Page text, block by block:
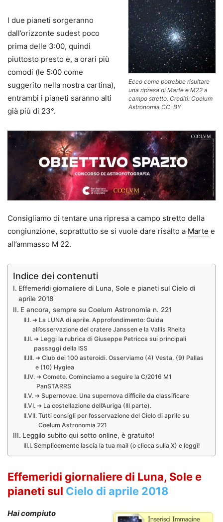
Ecco come potrebbe risultare
una ripresa di Marte e M22 a
campo stretto. Crediti: Coelum
Astronomia CC-BY
I due pianeti sorgeranno
dall’orizzonte sudest poco
prima delle 3:00, quindi
piuttosto presto e, a orari più
comodi (le 5:00 come
suggerito nella nostra cartina),
entrambi i pianeti saranno alti
già più di 23°.
Consigliamo di tentare una ripresa a campo stretto della
congiunzione, soprattutto se si vuole dare risalto a Marte e
all’ammasso M 22.
Indice dei contenuti
Effemeridi giornaliere di Luna, Sole e pianeti sul Cielo di
aprile 2018
E ancora, sempre su Coelum Astronomia n. 221
➜ La LUNA di aprile. Approfondimento: Guida
all’osservazione del cratere Janssen e la Vallis Rheita
➜ Leggi la rubrica di Giuseppe Petricca sui principali
passaggi della ISS
➜ Club dei 100 asteroidi. Osserviamo (4) Vesta, (9) Pallas
e (10) Hygiea
➜ Comete. Cominciamo a seguire la C/2016 M1
PanSTARRS
➜ Supernovae. Una supernova difficile da classificare
➜ La costellazione dell’Auriga (III parte).
Tutti consigli per l’osservazione del Cielo di aprile su
Coelum Astronomia 221
Leggilo subito qui sotto online, è gratuito!
Semplicemente lascia la tua mail (o clicca sulla X) e leggi!
Effemeridi giornaliere di Luna, Sole e
pianeti sul Cielo di aprile 2018
Hai compiuto